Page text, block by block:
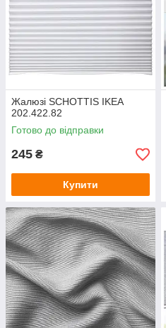
Жалюзі SCHOTTIS IKEA
202.422.82
Готово до відправки
245 ₴
Купити